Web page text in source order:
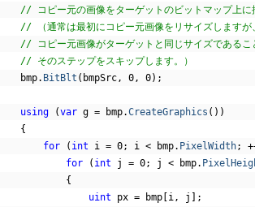
// コピー元の画像をターゲットのビットマップ上に
// （通常は最初にコピー元画像をリサイズしますが
// コピー元画像がターゲットと同じサイズであるこ
// そのステップをスキップします。）
bmp
. BitBlt ( bmpSrc, 0, 0);
using (var g = bmp.CreateGraphics ())
{
for
( int i = 0; i < bmp. PixelWidth;
for
( int j = 0; j < bmp.
{
uint px = bmp i, j
];